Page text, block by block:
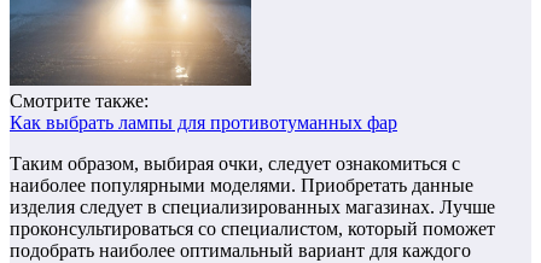
Смотрите также:
Как выбрать лампы для противотуманных фар
Таким образом, выбирая очки, следует ознакомиться с
наиболее популярными моделями. Приобретать данные
изделия следует в специализированных магазинах. Лучше
проконсультироваться со специалистом, который поможет
подобрать наиболее оптимальный вариант для каждого